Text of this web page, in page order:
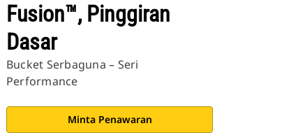
Fusion™, Pinggiran
Dasar
Bucket Serbaguna – Seri
Performance
Minta Penawaran